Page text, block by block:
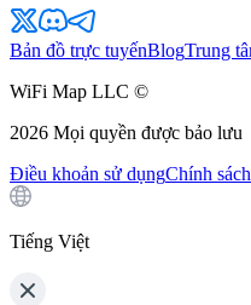
Bản đồ trực tuyếnBlogTrung
WiFi Map LLC ©
2026 Mọi quyền được bảo lưu
Điều khoản sử dụngChính
Tiếng Việt